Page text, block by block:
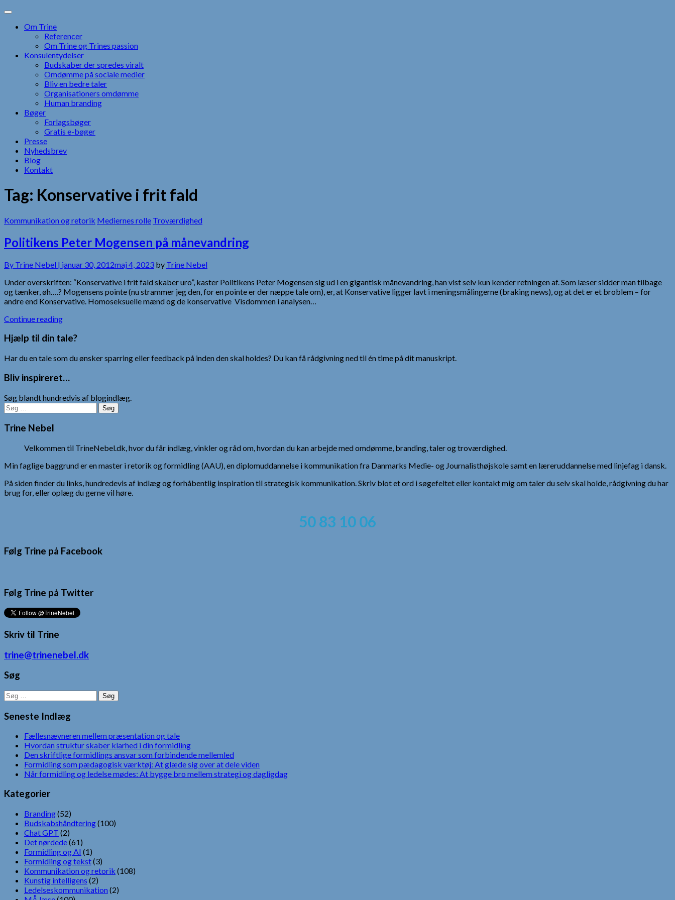
Skip
contentOm Trine
Referencer
Om Trine og Trines passion
Konsulentydelser
Budskaber der spredes viralt
Omdømme på sociale medier
Bliv en bedre taler
Organisationers omdømme
Human branding
Bøger
Forlagsbøger
Gratis e-bøger
Presse
Nyhedsbrev
Blog
Kontakt
Tag: Konservative i frit fald
Kommunikation og retorik Mediernes rolle Troværdighed
Politikens Peter Mogensen på månevandring
By Trine Nebel | januar 30, 2012maj 4, 2023 by Trine Nebel
Under overskriften: “Konservative i frit fald skaber uro”, kaster Politikens Peter Mogensen sig ud i en gigantisk månevandring, han vist selv kun kender retningen af. Som læser sidder man tilbage
og tænker, øh….? Mogensens pointe (nu strammer jeg den, for en pointe er der næppe tale om), er, at Konservative ligger lavt i meningsmålingerne (braking news), og at det er et broblem – for
andre end Konservative. Homoseksuelle mænd og de konservative Visdommen i analysen…
Continue reading
Hjælp til din tale?
Har du en tale som du ønsker sparring eller feedback på inden den skal holdes? Du kan få rådgivning ned til én time på dit manuskript.
Bliv inspireret…
Søg blandt hundredvis af blogindlæg.
Søg
efter:
Trine Nebel
Velkommen til TrineNebel.dk, hvor du får indlæg, vinkler og råd om, hvordan du kan arbejde med omdømme, branding, taler og troværdighed.
Min faglige baggrund er en master i retorik og formidling (AAU), en diplomuddannelse i kommunikation fra Danmarks Medie- og Journalisthøjskole samt en læreruddannelse med linjefag i dansk.
På siden finder du links, hundredevis af indlæg og forhåbentlig inspiration til strategisk kommunikation. Skriv blot et ord i søgefeltet eller kontakt mig om taler du selv skal holde, rådgivning du har
brug for, eller oplæg du gerne vil høre.
50 83 10 06
Følg Trine på Facebook
Følg Trine på Twitter
Skriv til Trine
trine@trinenebel.dk
Søg
Søg
efter:
Seneste Indlæg
Fællesnævneren mellem præsentation og tale
Hvordan struktur skaber klarhed i din formidling
Den skriftlige formidlings ansvar som forbindende mellemled
Formidling som pædagogisk værktøj: At glæde sig over at dele viden
Når formidling og ledelse mødes: At bygge bro mellem strategi og dagligdag
Kategorier
Branding(52)
Budskabshåndtering(100)
Chat GPT (2)
Det nørdede(61)
Formidling og AI (1)
Formidling og tekst(3)
Kommunikation og retorik (108)
Kunstig intelligens (2)
Ledelseskommunikation (2)